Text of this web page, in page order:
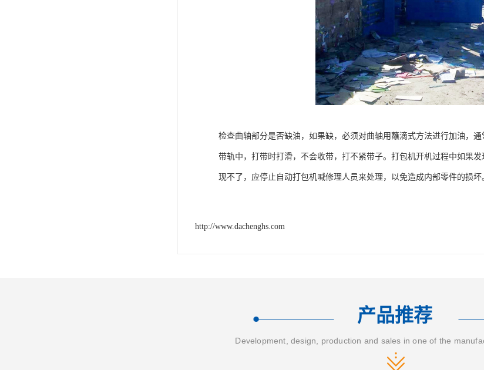
检查曲轴部分是否缺油，如果缺，必须对曲轴用蘸滴式方法进行加油，
带轨中，打带时打滑，不会收带，打不紧带子。打包机开机过程中如果
现不了，应停止自动打包机喊修理人员来处理，以免造成内部零件的损坏
http://www.dachenghs.com
产品推荐
Development, design, production and sales in one of the